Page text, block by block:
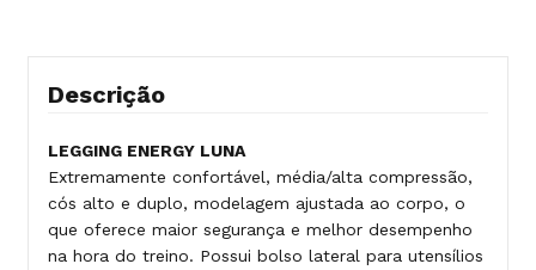
Descrição
LEGGING ENERGY LUNA
Extremamente confortável, média/alta compressão,
cós alto e duplo, modelagem ajustada ao corpo, o
que oferece maior segurança e melhor desempenho
na hora do treino. Possui bolso lateral para utensílios